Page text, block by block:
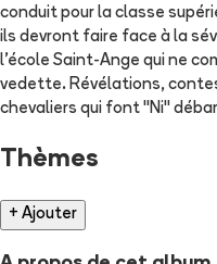
conduit pour la classe
ils devront faire face à la
l'école Saint-Ange qui ne
vedette. Révélations,
chevaliers qui font "Ni"
Thèmes
+ Ajouter